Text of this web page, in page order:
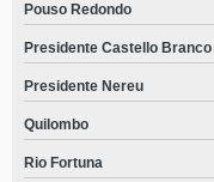
Pouso Redondo
Presidente Castello Branco
Presidente Nereu
Quilombo
Rio Fortuna